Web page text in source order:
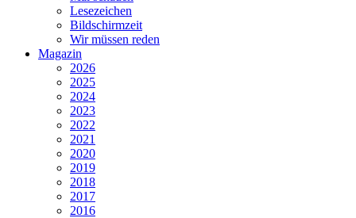
Lesezeichen
Bildschirmzeit
Wir müssen reden
Magazin
2026
2025
2024
2023
2022
2021
2020
2019
2018
2017
2016